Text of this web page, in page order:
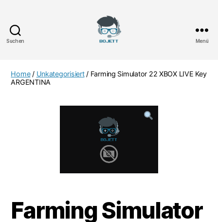
Suchen Menü
Home/ Unkategorisiert/ Farming Simulator 22 XBOX LIVE Key
ARGENTINA
Farming Simulator